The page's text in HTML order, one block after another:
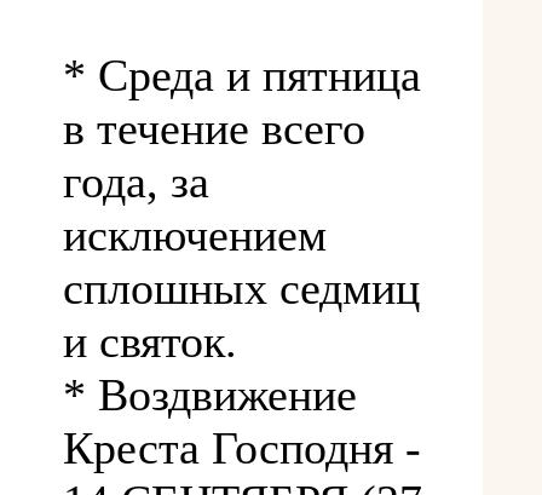
* Среда и пятница
в течение всего
года, за
исключением
сплошных седмиц
и святок.
* Воздвижение
Креста Господня -